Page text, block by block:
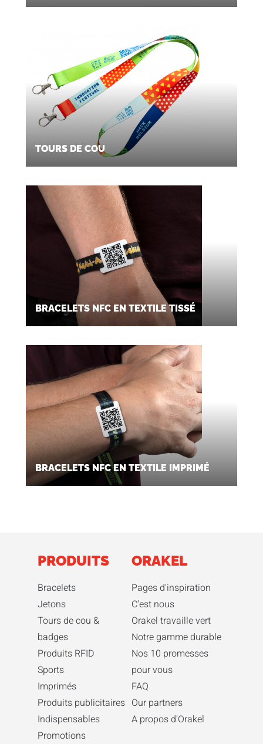
TOURS DE COU
BRACELETS NFC EN TEXTILE TISSÉ
BRACELETS NFC EN TEXTILE IMPRIMÉ
PRODUITS
Bracelets
Jetons
Tours de cou &
badges
Produits RFID
Sports
Imprimés
Produits publicitaires
Indispensables
Promotions
ORAKEL
Pages d'inspiration
C'est nous
Orakel travaille vert
Notre gamme durable
Nos 10 promesses
pour vous
FAQ
Our partners
A propos d'Orakel